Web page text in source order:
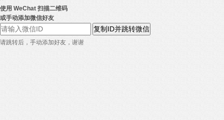
使用 WeChat 扫描二维码
或手动添加微信好友
复制ID并跳转微信
请跳转后，手动添加好友，谢谢